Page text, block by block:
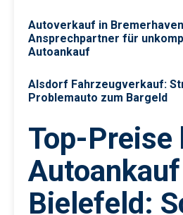
Autoverkauf in
Ansprechpartner für
Autoankauf
Alsdorf Fahrzeugverkauf:
Problemauto zum Bargeld
Top-Preise
Bielefeld: